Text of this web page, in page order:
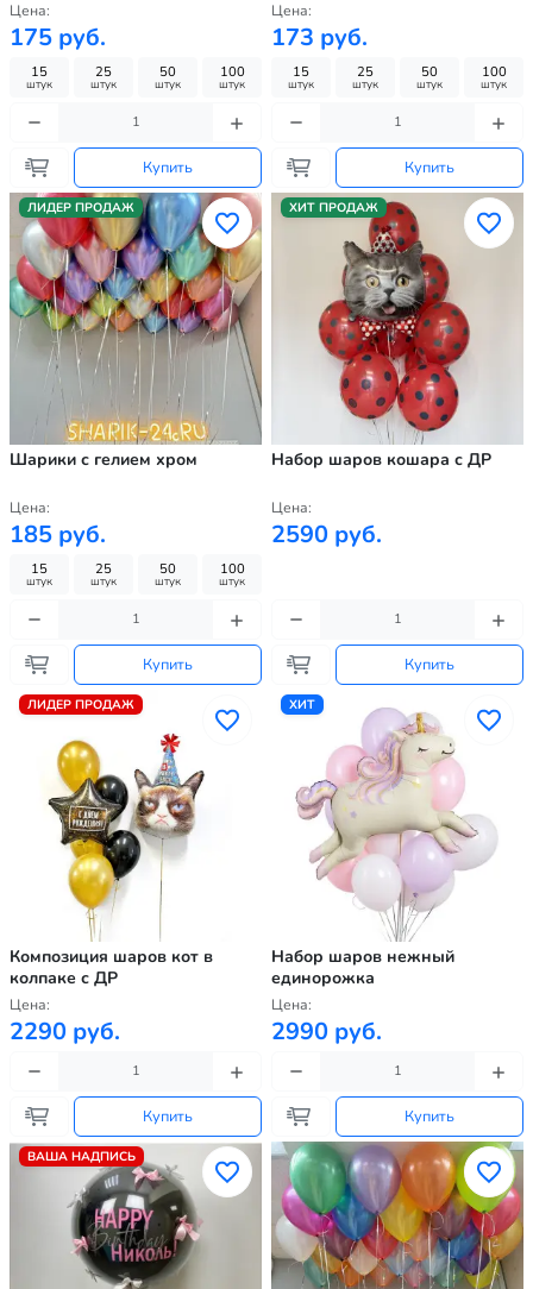
Цена:
175 руб.
15
штук
25
штук
50
штук
100
штук
Купить
Цена:
173 руб.
15
штук
25
штук
50
штук
100
штук
Купить
ЛИДЕР ПРОДАЖ
Шарики с гелием хром
Цена:
185 руб.
15
штук
25
штук
50
штук
100
штук
Купить
ХИТ ПРОДАЖ
Набор шаров кошара с ДР
Цена:
2590 руб.
Купить
ЛИДЕР ПРОДАЖ
Композиция шаров кот в
колпаке с ДР
Цена:
2290 руб.
Купить
ХИТ
Набор шаров нежный
единорожка
Цена:
2990 руб.
Купить
ВАША НАДПИСЬ